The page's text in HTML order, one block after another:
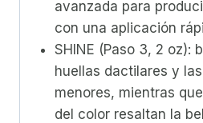
avanzada para
con una aplicación
SHINE (Paso 3, 2 oz):
huellas dactilares y
menores, mientras
del color resaltan la